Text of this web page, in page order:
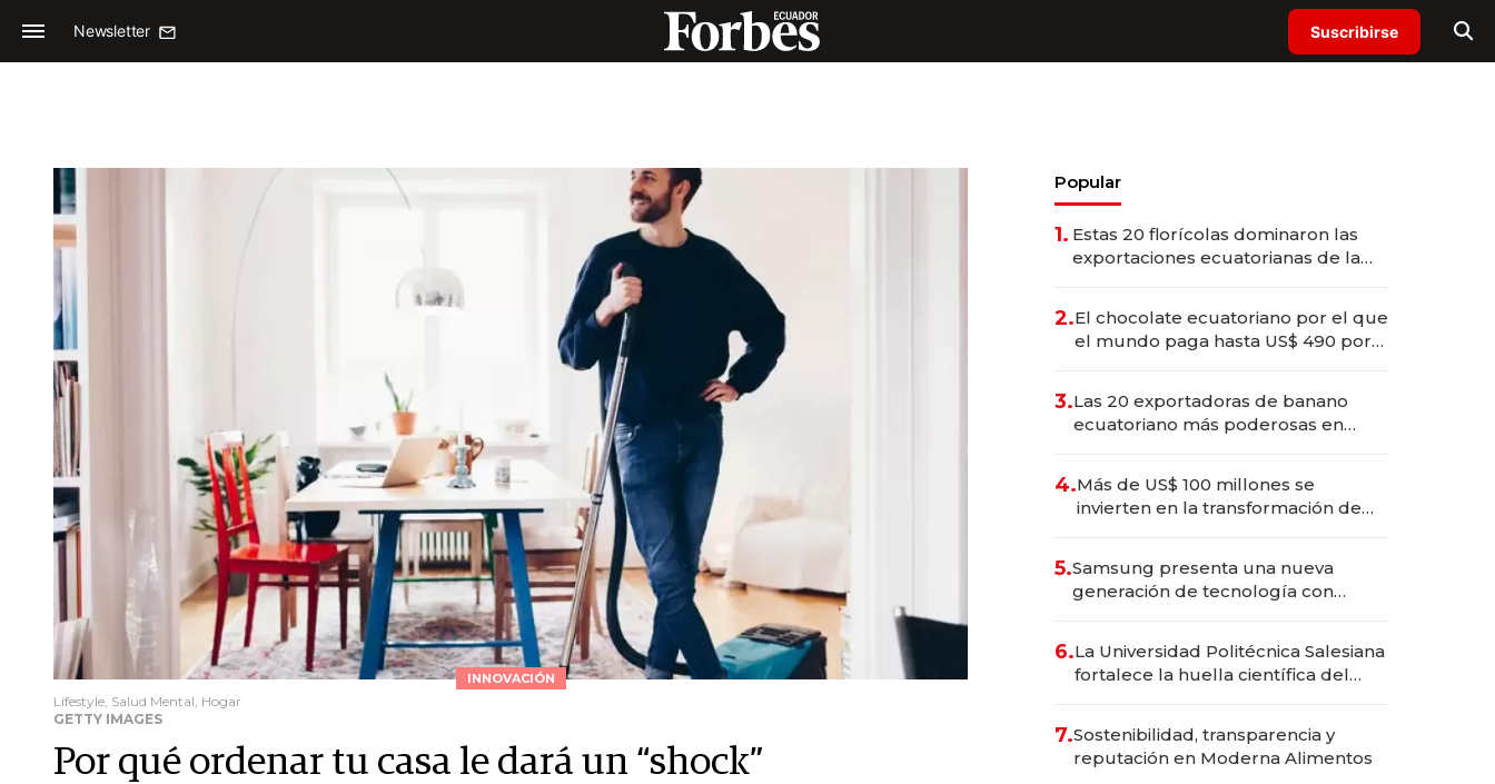
Newsletter Suscribirse
INNOVACIÓN
Lifestyle, Salud Mental, Hogar
GETTY IMAGES
Por qué ordenar tu casa le dará un “shock”
Popular
1. Estas 20 florícolas dominaron las
exportaciones ecuatorianas de la
2.El chocolate ecuatoriano por el que
el mundo paga hasta US$ 490 por
3.Las 20 exportadoras de banano
ecuatoriano más poderosas en
4.Más de US$ 100 millones se
invierten en la transformación de
5.Samsung presenta una nueva
generación de tecnología con
6.La Universidad Politécnica Salesiana
fortalece la huella científica del
7.Sostenibilidad, transparencia y
reputación en Moderna Alimentos